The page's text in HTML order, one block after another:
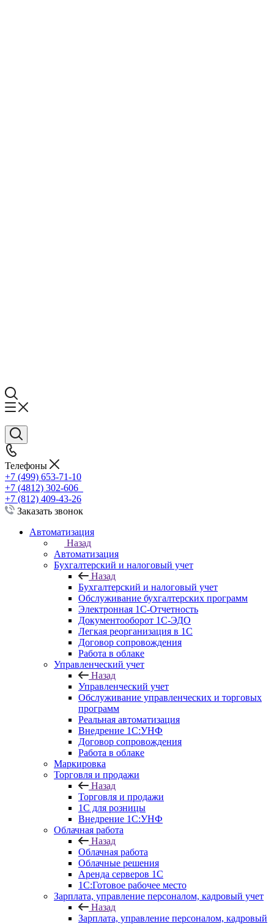
Телефоны
+7 (499) 653-71-10
+7 (4812) 302-606
+7 (812) 409-43-26
Заказать звонок
Автоматизация
Назад
Автоматизация
Бухгалтерский и налоговый учет
Назад
Бухгалтерский и налоговый учет
Обслуживание бухгалтерских программ
Электронная 1С-Отчетность
Документооборот 1С-ЭДО
Легкая реорганизация в 1С
Договор сопровождения
Работа в облаке
Управленческий учет
Назад
Управленческий учет
Обслуживание управленческих и торговых
программ
Реальная автоматизация
Внедрение 1С:УНФ
Договор сопровождения
Работа в облаке
Маркировка
Торговля и продажи
Назад
Торговля и продажи
1С для розницы
Внедрение 1С:УНФ
Облачная работа
Назад
Облачная работа
Облачные решения
Аренда серверов 1С
1C:Готовое рабочее место
Зарплата, управление персоналом, кадровый учет
Назад
Зарплата, управление персоналом, кадровый